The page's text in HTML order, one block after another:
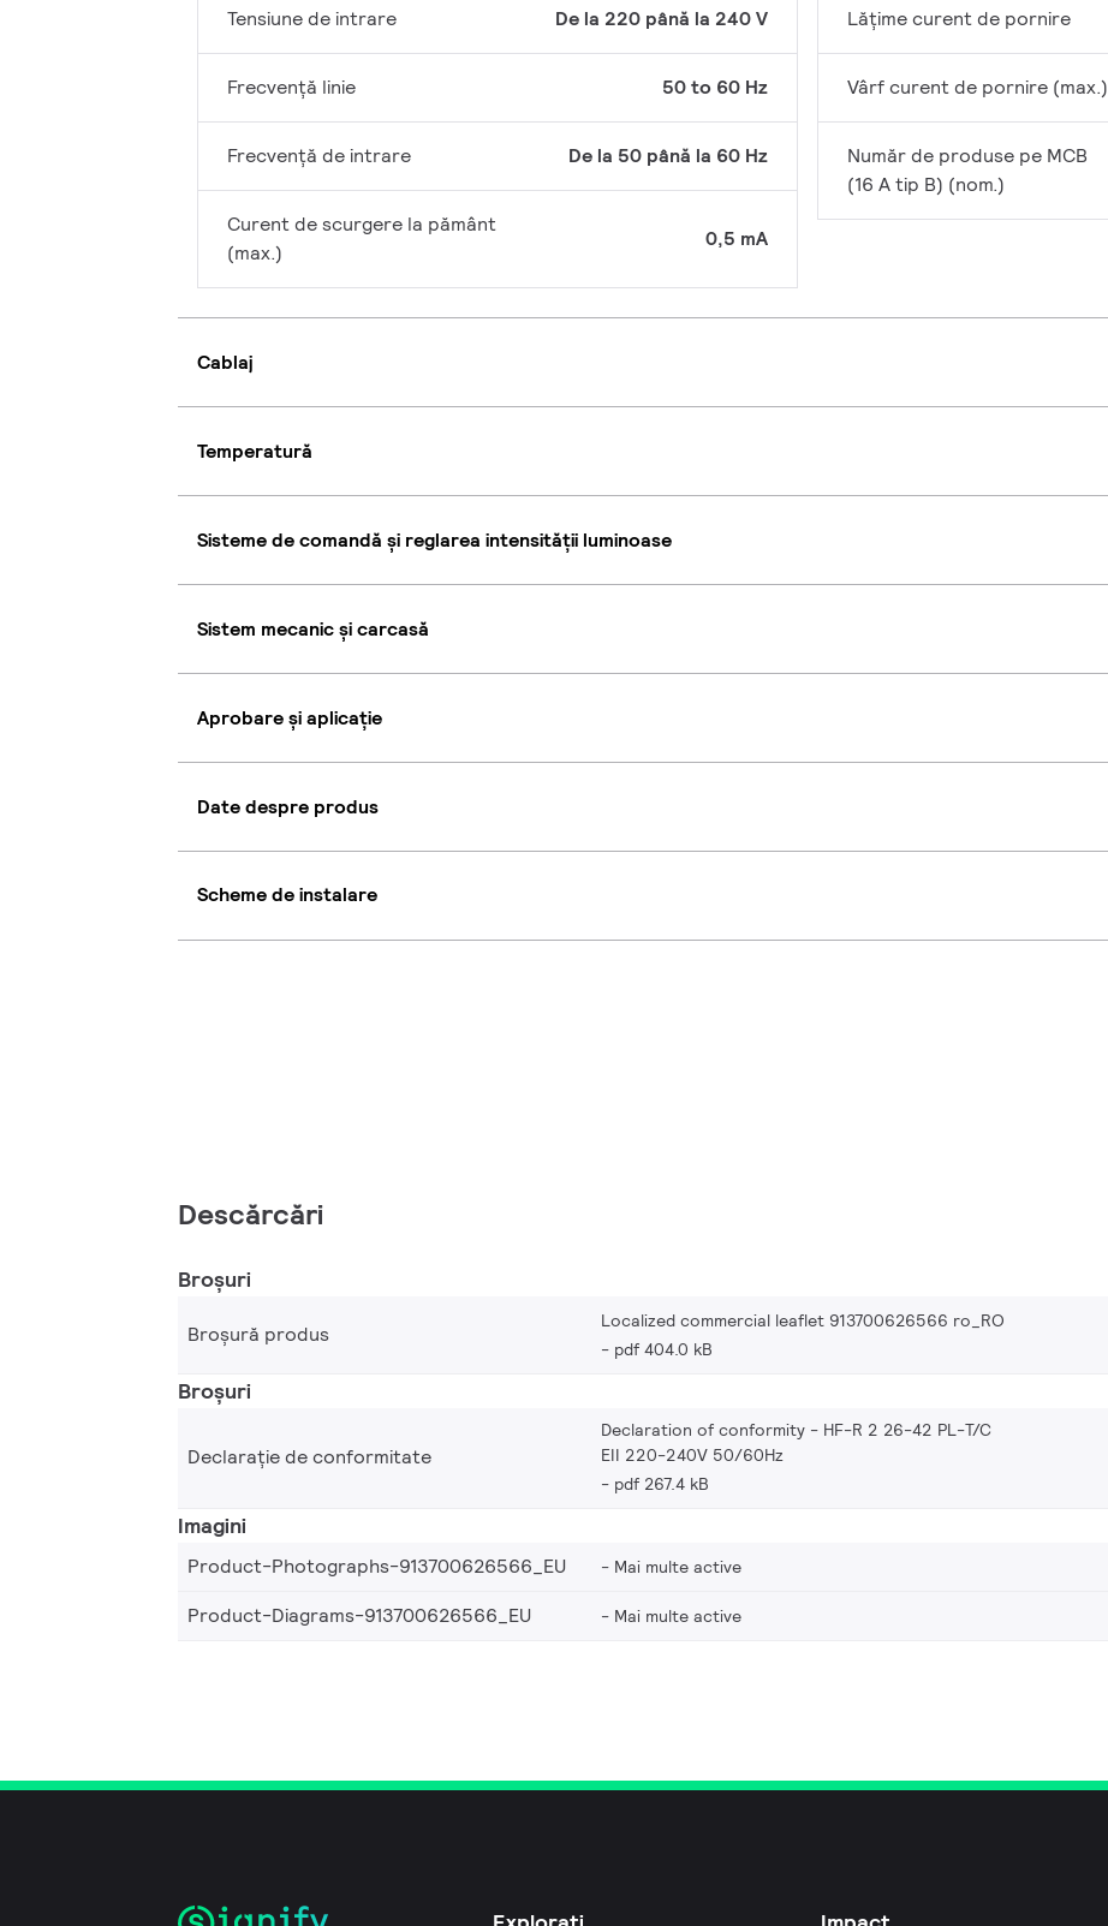
Tensiune de intrare De la 220 până la 240 V
Frecvență linie 50 to 60 Hz
Frecvență de intrare De la 50 până la 60 Hz
Curent de scurgere la pământ
(max.)
0,5 mA
Lățime curent de pornire
Vârf curent de pornire (max.)
Număr de produse pe MCB
(16 A tip B) (nom.)
Cablaj
Temperatură
Sisteme de comandă și reglarea intensității luminoase
Sistem mecanic și carcasă
Aprobare și aplicație
Date despre produs
Scheme de instalare
Descărcări
Broșuri
Broșură produs
Localized commercial leaflet 913700626566 ro_RO
pdf 404.0 kB
Broșuri
Declarație de conformitate
Declaration of conformity - HF-R 2 26-42 PL-T/C
EII 220-240V 50/60Hz
pdf 267.4 kB
Imagini
Product-Photographs-913700626566_EU Mai multe active
Product-Diagrams-913700626566_EU
Mai multe active